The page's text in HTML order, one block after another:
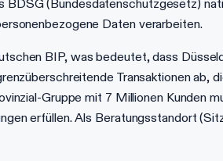
BDSG (Bundesdatenschutzgesetz)
Daten verarbeiten.
BIP, was bedeutet, dass
Transaktionen
Gruppe mit 7 Millionen Kunden
erfüllen. Als Beratungsstandort